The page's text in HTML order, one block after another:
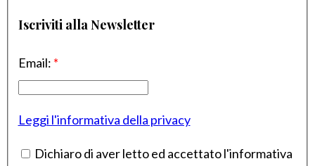
Iscriviti alla Newsletter
Email: *
Leggi l'informativa della privacy
Dichiaro di aver letto ed accettato l'informativa